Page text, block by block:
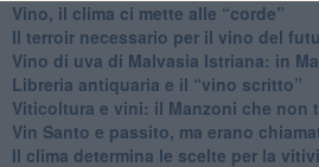
Vino, il clima ci mette alle “corde”
Il terroir necessario per il vino del
​Vino di uva di Malvasia Istriana: in
​Libreria antiquaria e il “vino scritto”
​Viticoltura e vini: il Manzoni che non
​Vin Santo e passito, ma erano
Il clima determina le scelte per la